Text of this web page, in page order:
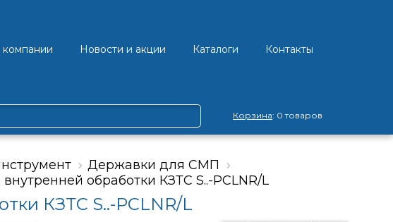
Новости и акции Каталоги Контакты
Корзина: 0 товаров
Державки для СМП
обработки КЗТС S..-PCLNR/L
КЗТС S..-PCLNR/L